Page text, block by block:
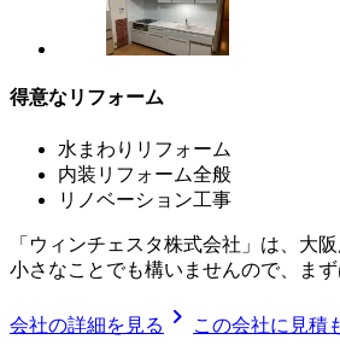
得意なリフォーム
水まわりリフォーム
内装リフォーム全般
リノベーション工事
「ウィンチェスタ株式会社」は、大
小さなことでも構いませんので、ま
会社の詳細を見る chevron_right この会社に見積